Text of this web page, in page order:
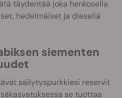
täydentää joka henkosella
hedelmäiset ja dieseliä
siementen
säilytyspurkkiesi reservit
se tuottaa